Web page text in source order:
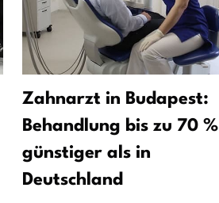
Zahnarzt in Budapest:
Behandlung bis zu 70 %
günstiger als in
Deutschland